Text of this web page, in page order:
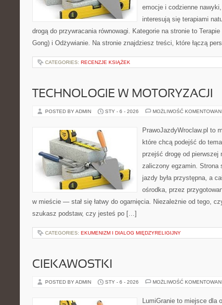
emocje i codzienne
interesują się terapiami
drogą do przywracania równowagi. Kategorie na stronie to
Gong) i Odżywianie. Na stronie znajdziesz treści, które łączą
CATEGORIES: RECENZJE KSIĄŻEK
TECHNOLOGIE W MOTORYZACJI
POSTED BY ADMIN STY - 6 - 2026 MOŻLIWOŚĆ
PrawoJazdyWroclaw.pl to
które chcą podejść do
przejść drogę od pierwszej
zaliczony egzamin. Strona
jazdy była przystępna, a
ośrodka, przez
w mieście — stał się łatwy do ogarnięcia. Niezależnie od tego,
szukasz podstaw, czy jesteś po […]
CATEGORIES: EKUMENIZM I DIALOG MIĘDZYRELIGIJNY
CIEKAWOSTKI
POSTED BY ADMIN STY - 6 - 2026 MOŻLIWOŚĆ
LumiGranie to miejsce dla